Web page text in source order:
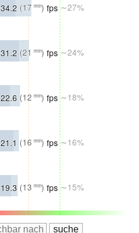
34.2(17 min) fps∼27%
31.2(21 min) fps∼24%
22.6(12 min) fps∼18%
21.1(16 min) fps∼16%
19.3 (13 min) fps∼15%